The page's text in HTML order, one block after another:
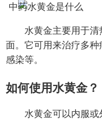
水黄金主要用于
面。它可用来治疗多
感染等。
如何使用水黄金？
水黄金可以内服